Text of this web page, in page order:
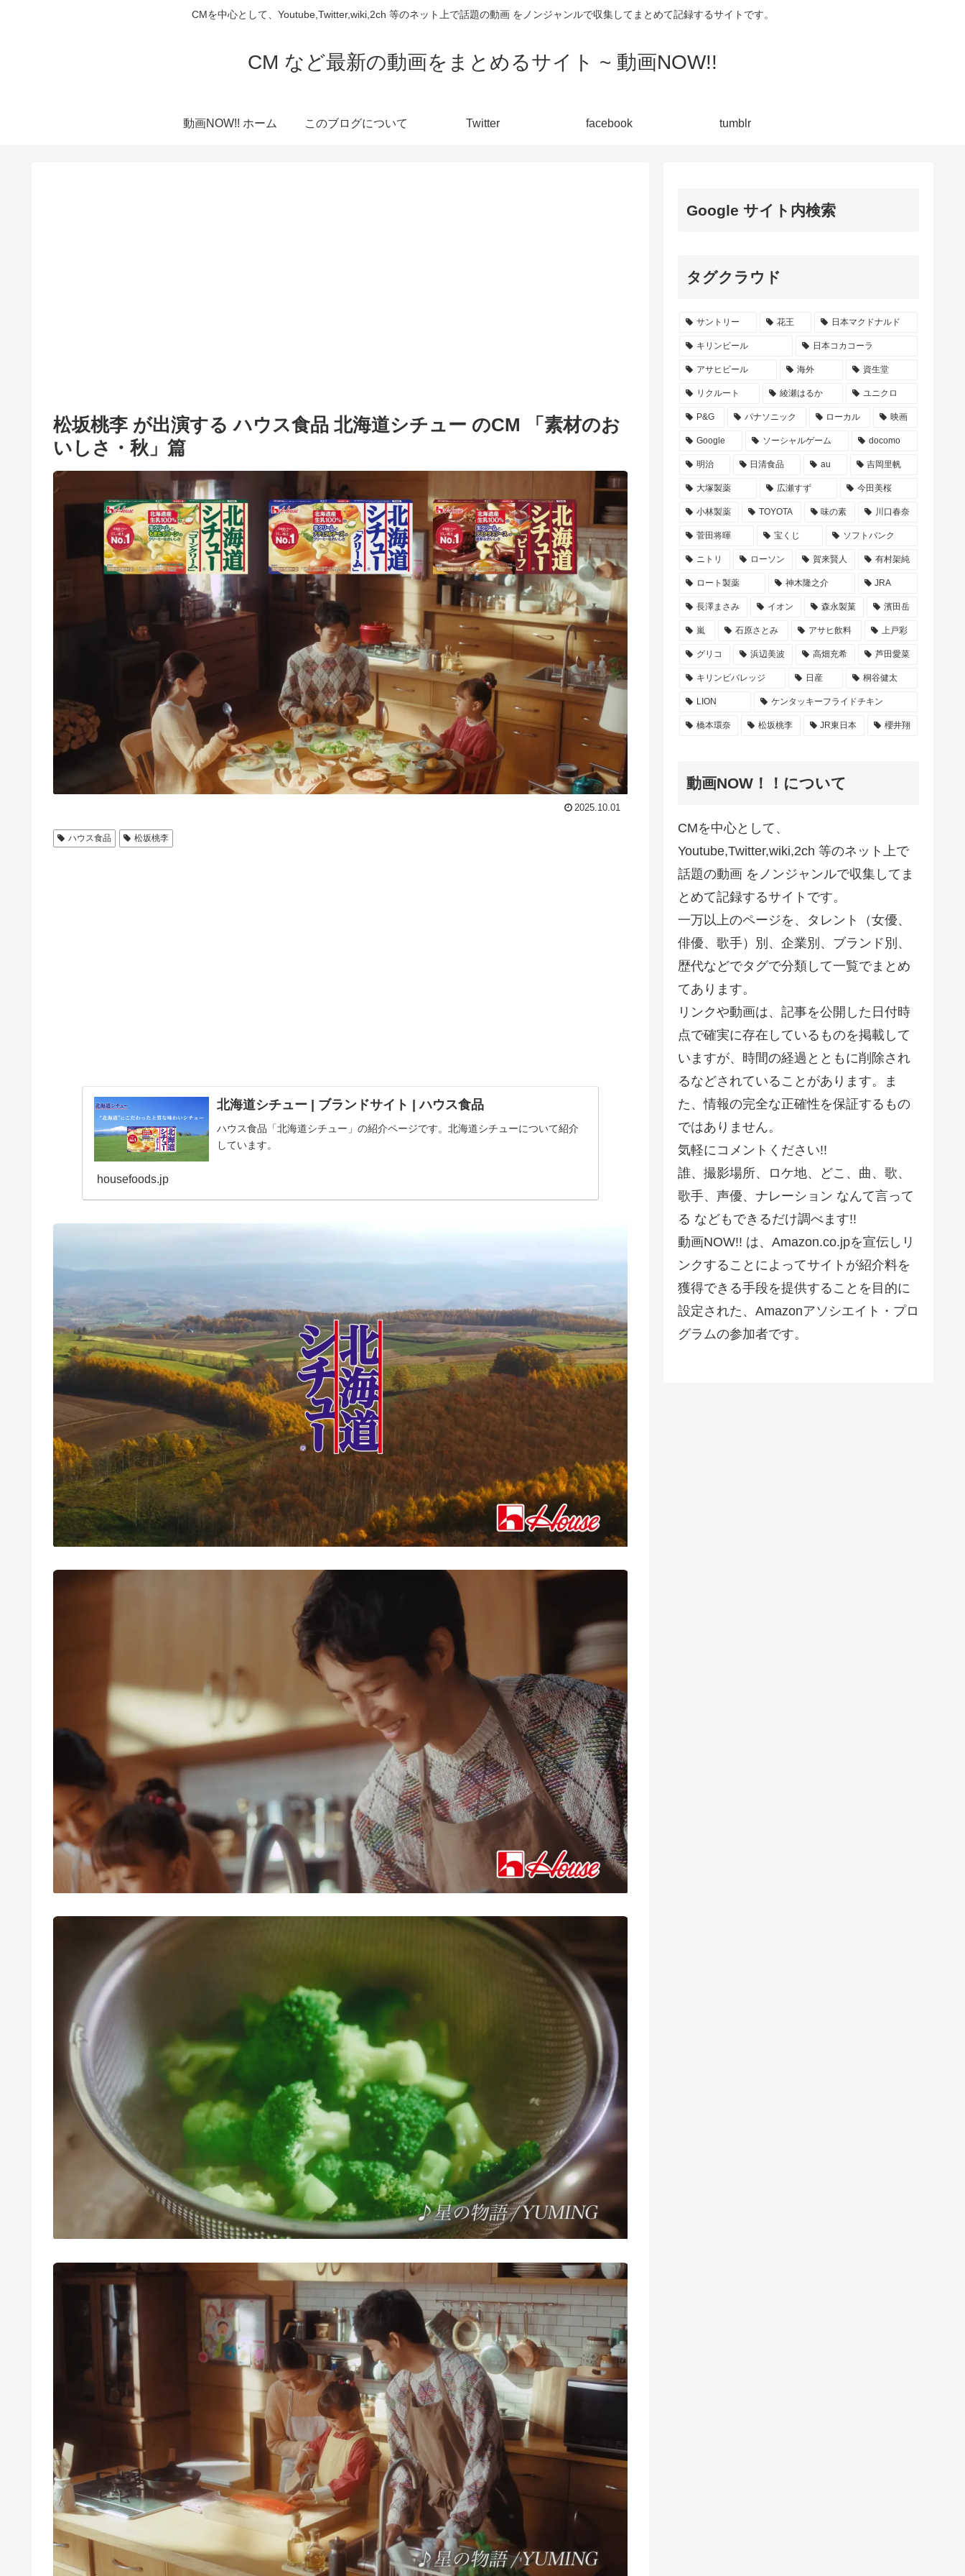
CMを中心として、Youtube,Twitter,wiki,2ch 等のネット上で話題の動画 をノンジャンルで収集してまとめて記録するサイトです。
CM など最新の動画をまとめるサイト ~ 動画NOW!!
動画NOW!! ホーム このブログについて Twitter facebook tumblr
松坂桃李 が出演する ハウス食品 北海道シチュー のCM 「素材のお
いしさ・秋」篇
2025.10.01
ハウス食品 松坂桃李
北海道シチュー | ブランドサイト | ハウス食品
ハウス食品「北海道シチュー」の紹介ページです。北海道シチューについて紹介
しています。
housefoods.jp
Google サイト内検索
タグクラウド
サントリー 花王 日本マクドナルド
キリンビール 日本コカコーラ
アサヒビール 海外 資生堂
リクルート 綾瀬はるか ユニクロ
P&G パナソニック ローカル 映画
Google ソーシャルゲーム docomo
明治 日清食品 au 吉岡里帆
大塚製薬 広瀬すず 今田美桜
小林製薬 TOYOTA 味の素 川口春奈
菅田将暉 宝くじ ソフトバンク
ニトリ ローソン 賀来賢人 有村架純
ロート製薬 神木隆之介 JRA
長澤まさみ イオン 森永製菓 濱田岳
嵐 石原さとみ アサヒ飲料 上戸彩
グリコ 浜辺美波 高畑充希 芦田愛菜
キリンビバレッジ 日産 桐谷健太
LION ケンタッキーフライドチキン
橋本環奈 松坂桃李 JR東日本 櫻井翔
動画NOW！！について
CMを中心として、
Youtube,Twitter,wiki,2ch 等のネット上で
話題の動画 をノンジャンルで収集してま
とめて記録するサイトです。
一万以上のページを、タレント（女優、
俳優、歌手）別、企業別、ブランド別、
歴代などでタグで分類して一覧でまとめ
てあります。
リンクや動画は、記事を公開した日付時
点で確実に存在しているものを掲載して
いますが、時間の経過とともに削除され
るなどされていることがあります。ま
た、情報の完全な正確性を保証するもの
ではありません。
気軽にコメントください!!
誰、撮影場所、ロケ地、どこ、曲、歌、
歌手、声優、ナレーション なんて言って
る などもできるだけ調べます!!
動画NOW!! は、Amazon.co.jpを宣伝しリ
ンクすることによってサイトが紹介料を
獲得できる手段を提供することを目的に
設定された、Amazonアソシエイト・プロ
グラムの参加者です。